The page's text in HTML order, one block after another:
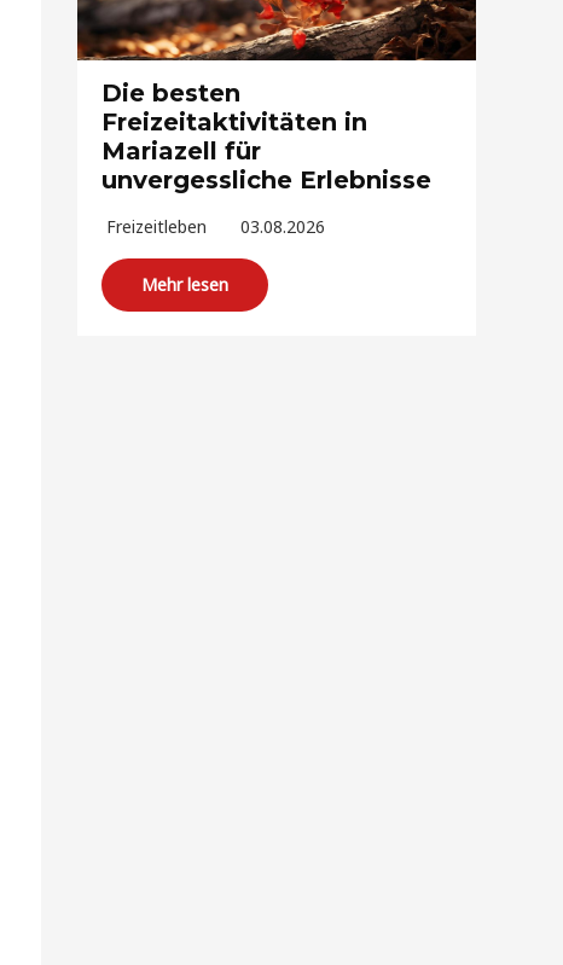
Die besten
Freizeitaktivitäten in
Mariazell für
unvergessliche Erlebnisse
Freizeitleben 03.08.2026
Mehr lesen